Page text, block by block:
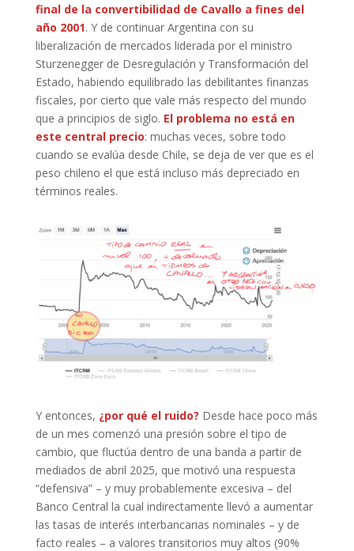
final de la convertibilidad de Cavallo a fines del
año 2001. Y de continuar Argentina con su
liberalización de mercados liderada por el ministro
Sturzenegger de Desregulación y Transformación del
Estado, habiendo equilibrado las debilitantes finanzas
fiscales, por cierto que vale más respecto del mundo
que a principios de siglo. El problema no está en
este central precio: muchas veces, sobre todo
cuando se evalúa desde Chile, se deja de ver que es el
peso chileno el que está incluso más depreciado en
términos reales.
Y entonces, ¿por qué el ruido? Desde hace poco más
de un mes comenzó una presión sobre el tipo de
cambio, que fluctúa dentro de una banda a partir de
mediados de abril 2025, que motivó una respuesta
“defensiva” – y muy probablemente excesiva – del
Banco Central la cual indirectamente llevó a aumentar
las tasas de interés interbancarias nominales – y de
facto reales – a valores transitorios muy altos (90%